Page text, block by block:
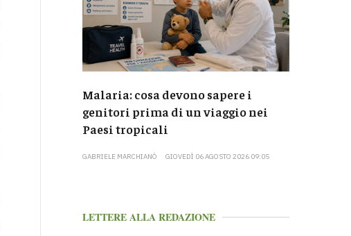
Malaria: cosa devono sapere i
genitori prima di un viaggio nei
Paesi tropicali
GABRIELE MARCHIANÒ GIOVEDÌ 06 AGOSTO 2026 09:05
LETTERE ALLA REDAZIONE